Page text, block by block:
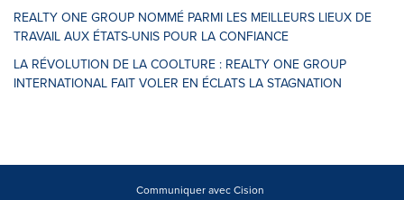
REALTY ONE GROUP NOMMÉ PARMI LES MEILLEURS LIEUX DE
TRAVAIL AUX ÉTATS-UNIS POUR LA CONFIANCE
LA RÉVOLUTION DE LA COOLTURE : REALTY ONE GROUP
INTERNATIONAL FAIT VOLER EN ÉCLATS LA STAGNATION
Communiquer avec Cision